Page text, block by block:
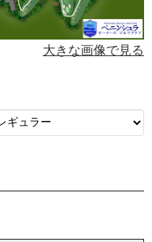
大きな画像で見る